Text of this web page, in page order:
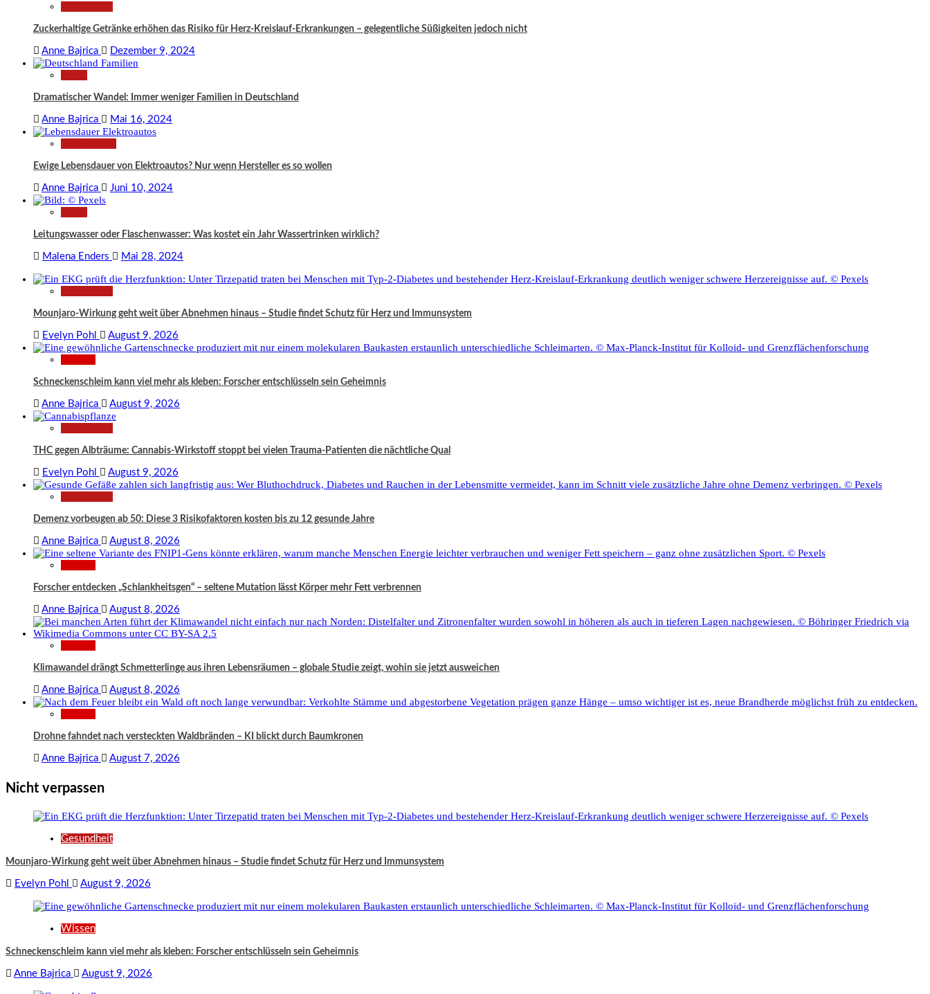
Zuckerhaltige Getränke erhöhen das Risiko für Herz-Kreislauf-Erkrankungen – gelegentliche Süßigkeiten jedoch nicht
Anne Bajrica Dezember 9, 2024
Dramatischer Wandel: Immer weniger Familien in Deutschland
Anne Bajrica Mai 16, 2024
Ewige Lebensdauer von Elektroautos? Nur wenn Hersteller es so wollen
Anne Bajrica Juni 10, 2024
Leitungswasser oder Flaschenwasser: Was kostet ein Jahr Wassertrinken wirklich?
Malena Enders Mai 28, 2024
Mounjaro-Wirkung geht weit über Abnehmen hinaus – Studie findet Schutz für Herz und Immunsystem
Evelyn Pohl August 9, 2026
Schneckenschleim kann viel mehr als kleben: Forscher entschlüsseln sein Geheimnis
Anne Bajrica August 9, 2026
THC gegen Albträume: Cannabis-Wirkstoff stoppt bei vielen Trauma-Patienten die nächtliche Qual
Evelyn Pohl August 9, 2026
Demenz vorbeugen ab 50: Diese 3 Risikofaktoren kosten bis zu 12 gesunde Jahre
Anne Bajrica August 8, 2026
Forscher entdecken „Schlankheitsgen“ – seltene Mutation lässt Körper mehr Fett verbrennen
Anne Bajrica August 8, 2026
Klimawandel drängt Schmetterlinge aus ihren Lebensräumen – globale Studie zeigt, wohin sie jetzt ausweichen
Anne Bajrica August 8, 2026
Drohne fahndet nach versteckten Waldbränden – KI blickt durch Baumkronen
Anne Bajrica August 7, 2026
Nicht verpassen
Gesundheit
Mounjaro-Wirkung geht weit über Abnehmen hinaus – Studie findet Schutz für Herz und Immunsystem
Evelyn Pohl August 9, 2026
Wissen
Schneckenschleim kann viel mehr als kleben: Forscher entschlüsseln sein Geheimnis
Anne Bajrica August 9, 2026